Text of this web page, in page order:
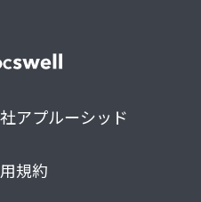
アプルーシッド
規約